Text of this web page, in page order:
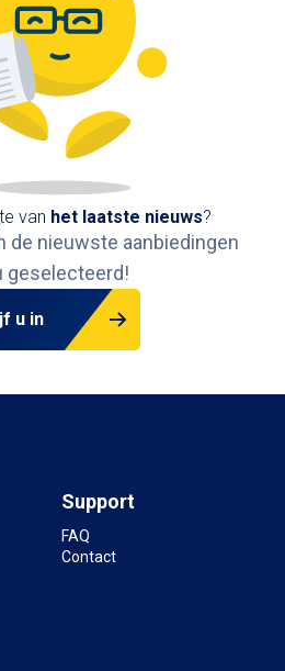
van het laatste nieuws?
de nieuwste aanbiedingen
geselecteerd!
u in
Support
FAQ
Contact